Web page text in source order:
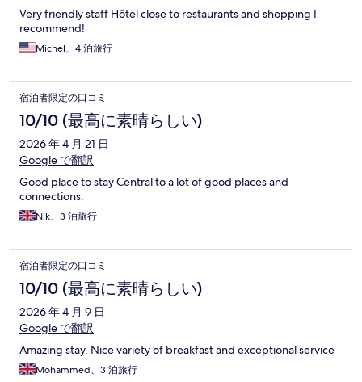
Very friendly staff Hôtel close to restaurants and shopping I
recommend!
Michel、4 泊旅行
宿泊者限定の口コミ
10/10 (最高に素晴らしい)
2026 年 4 月 21 日
Google で翻訳
Good place to stay Central to a lot of good places and
connections.
Nik、3 泊旅行
宿泊者限定の口コミ
10/10 (最高に素晴らしい)
2026 年 4 月 9 日
Google で翻訳
Amazing stay. Nice variety of breakfast and exceptional service
Mohammed、3 泊旅行